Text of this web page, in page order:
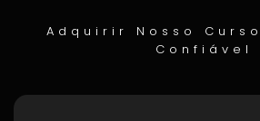
Adquirir Nosso
Confiável